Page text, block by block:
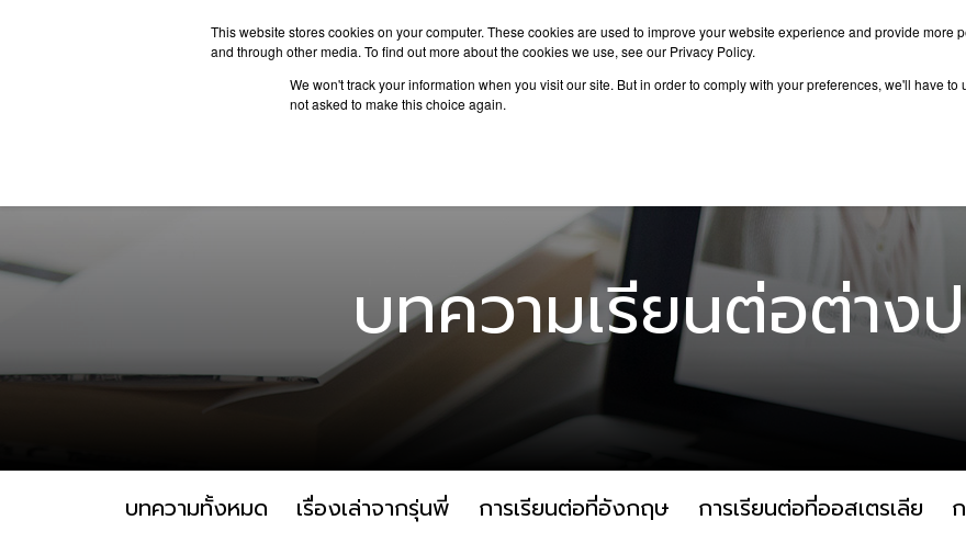
This website stores cookies on your computer. These cookies are used to improve your website experience and provide more
and through other media. To find out more about the cookies we use, see our Privacy Policy.
We won't track your information when you visit our site. But in order to comply with your preferences, we'll have
not asked to make this choice again.
ประเทศน่าเรียนต่อ
บทความเรียนต่อต่างป
บทความทั้งหมด เรื่องเล่าจากรุ่นพี่ การเรียนต่อที่อังกฤษ การเรียนต่อที่ออสเตรเลีย